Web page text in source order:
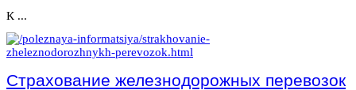
К ...
Страхование железнодорожных перевозок